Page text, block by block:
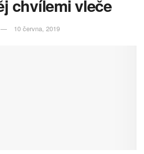
chvílemi vleče
10 června, 2019